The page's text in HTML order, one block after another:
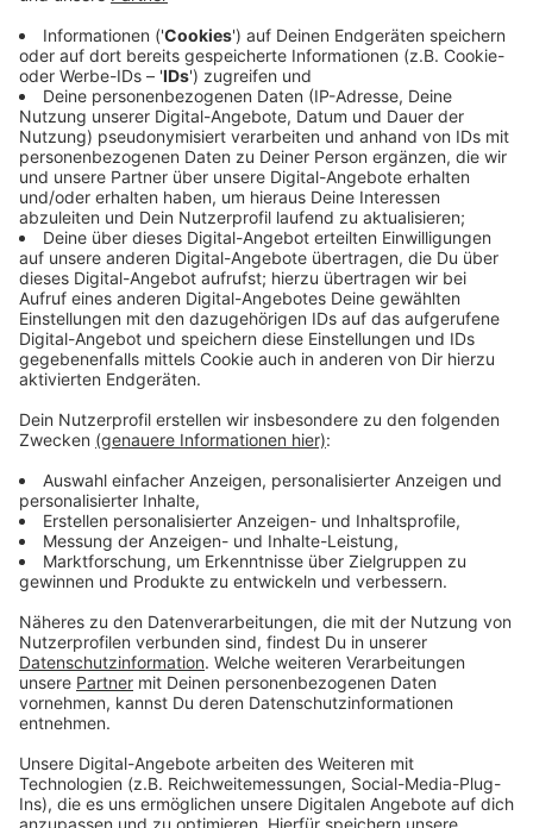
Anzeige
Luxus-Grillkohle aus Japan
Anzeige
Binchotan ist Holzkohle aus Japan und angeblich die
teuerste der Welt. Sie soll fast ohne Geruch und
Rauch verbrennen. Holz wird bei etwa 1000 Grad
verkohlt und dabei entsteht dieser Brennstoff. Nichts
für die Grillwurst auf dem Tankstellengrill, aber wer es
mal draußen mit einem kleinen filigranen Grill aus Asien
probieren will, für den wäre das vielleicht ein
exotisches Experiment. Einfach mal bei einem
speziellen Fachhändler nachfragen, im Netz haben wir
ein Kilo für 16 Euro gefunden.
Anzeige
Eisblock zum Bierkühlen
Anzeige
Im Sommer ein gekühltes Bier oder Radler zu trinken,
schadet bekanntermaßen nicht. Mit dem "Eisblock" für